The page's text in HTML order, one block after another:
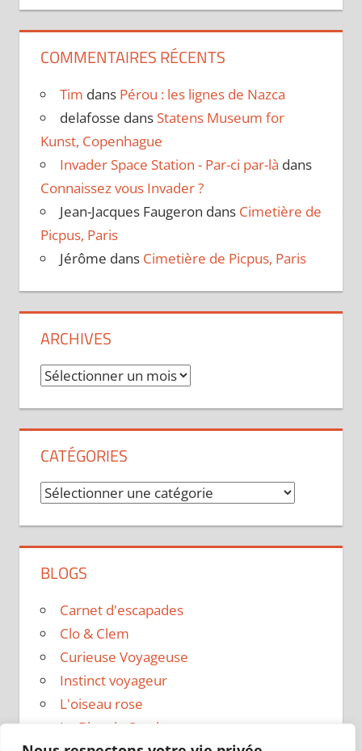
COMMENTAIRES RÉCENTS
Tim dans Pérou : les lignes de Nazca
delafosse dans Statens Museum for
Kunst, Copenhague
Invader Space Station - Par-ci par-là dans
Connaissez vous Invader ?
Jean-Jacques Faugeron dans Cimetière de
Picpus, Paris
Jérôme dans Cimetière de Picpus, Paris
ARCHIVES
Archives
CATÉGORIES
Catégories
BLOGS
Carnet d'escapades
Clo & Clem
Curieuse Voyageuse
Instinct voyageur
L'oiseau rose
Le Blog de Sarah